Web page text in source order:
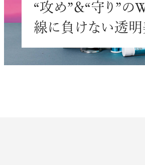
#GOLF
“攻め”＆“守り”の
線に負けない透明